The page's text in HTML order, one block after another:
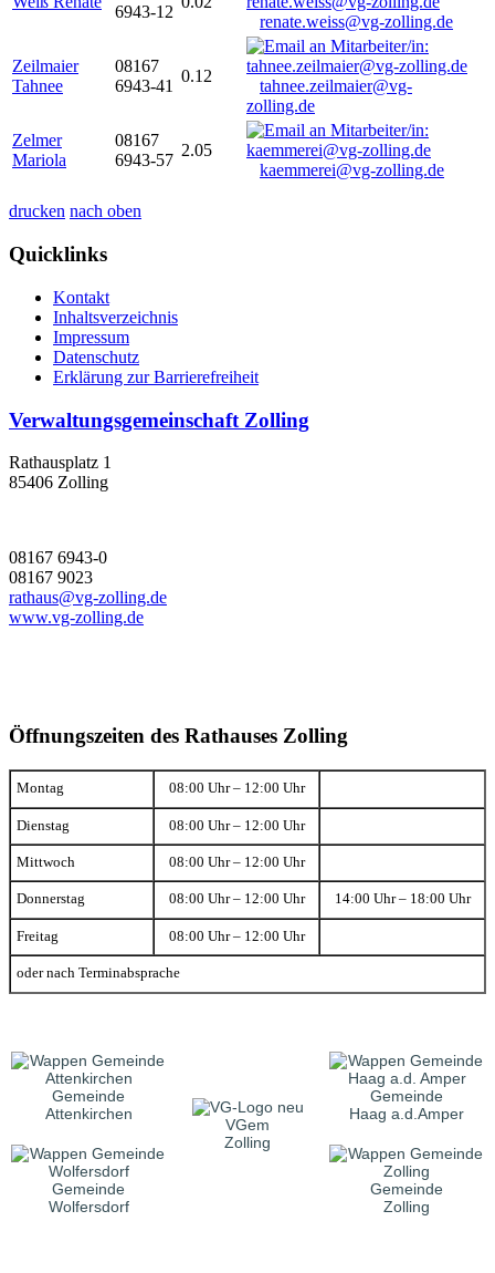
6943-12
renate.weiss@vg-zolling.de
Zeilmaier
Tahnee
08167
6943-41
0.12
tahnee.zeilmaier@vg-
zolling.de
Zelmer
Mariola
08167
6943-57
2.05
kaemmerei@vg-zolling.de
drucken nach oben
Quicklinks
Kontakt
Inhaltsverzeichnis
Impressum
Datenschutz
Erklärung zur Barrierefreiheit
Verwaltungsgemeinschaft Zolling
Rathausplatz 1
85406 Zolling
08167 6943-0
08167 9023
rathaus@vg-zolling.de
www.vg-zolling.de
Öffnungszeiten des Rathauses Zolling
Montag 08:00 Uhr – 12:00 Uhr
Dienstag 08:00 Uhr – 12:00 Uhr
Mittwoch 08:00 Uhr – 12:00 Uhr
Donnerstag 08:00 Uhr – 12:00 Uhr 14:00 Uhr – 18:00 Uhr
Freitag 08:00 Uhr – 12:00 Uhr
oder nach Terminabsprache
Gemeinde
Attenkirchen
VGem
Zolling
Gemeinde
Haag a.d.Amper
Gemeinde
Wolfersdorf
Gemeinde
Zolling